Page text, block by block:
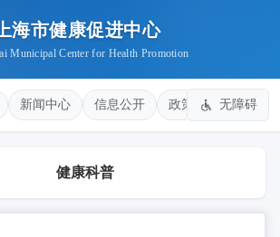
海市健康促进中心
Municipal Center for Health Promotion
新闻中心 信息公开 政策法规 健康
无障碍
健康科普